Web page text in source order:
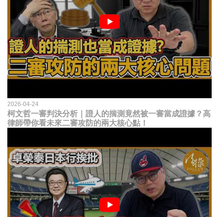
2026-04-24
柯文哲一審判決分析｜證人的揣測竟然被一審當成證據？高
律師帶你看未來二審攻防的兩大核心點！